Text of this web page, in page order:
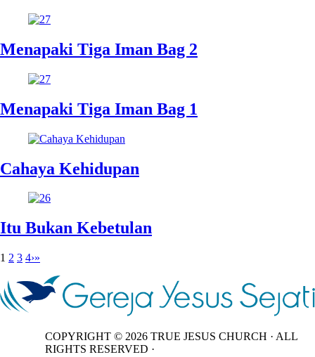
Menapaki Tiga Iman Bag 2
Menapaki Tiga Iman Bag 1
Cahaya Kehidupan
Itu Bukan Kebetulan
1 2 3 4›»
COPYRIGHT © 2026 TRUE JESUS CHURCH · ALL
RIGHTS RESERVED ·